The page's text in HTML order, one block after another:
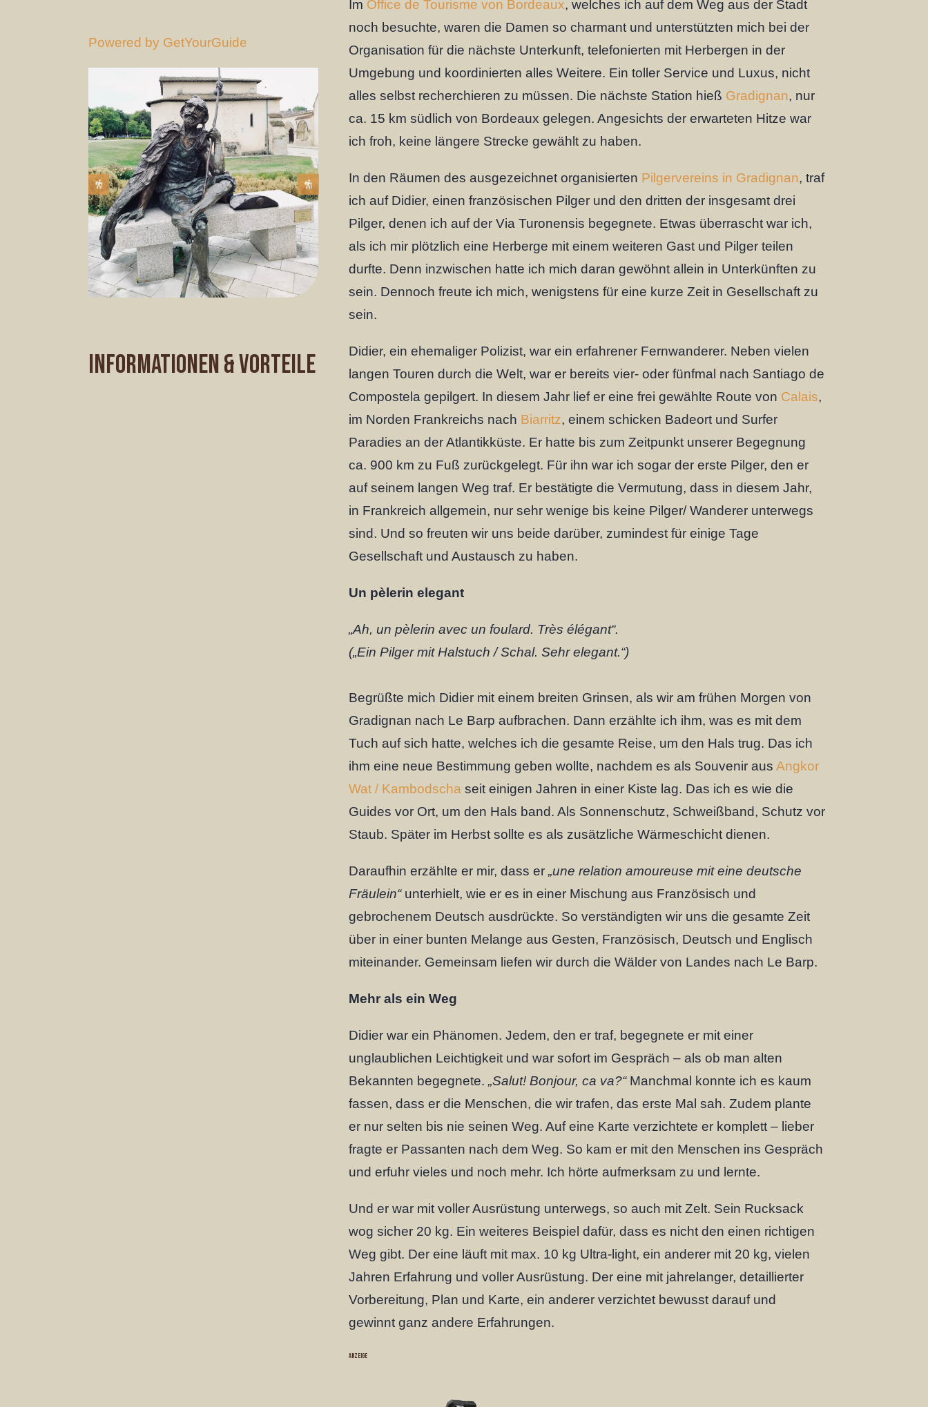
Powered by GetYourGuide
INFORMATIONEN & VORTEILE
Im Office de Tourisme von Bordeaux, welches ich auf dem Weg aus der Stadt
noch besuchte, waren die Damen so charmant und unterstützten mich bei der
Organisation für die nächste Unterkunft, telefonierten mit Herbergen in der
Umgebung und koordinierten alles Weitere. Ein toller Service und Luxus, nicht
alles selbst recherchieren zu müssen. Die nächste Station hieß Gradignan, nur
ca. 15 km südlich von Bordeaux gelegen. Angesichts der erwarteten Hitze war
ich froh, keine längere Strecke gewählt zu haben.
In den Räumen des ausgezeichnet organisierten Pilgervereins in Gradignan, traf
ich auf Didier, einen französischen Pilger und den dritten der insgesamt drei
Pilger, denen ich auf der Via Turonensis begegnete. Etwas überrascht war ich,
als ich mir plötzlich eine Herberge mit einem weiteren Gast und Pilger teilen
durfte. Denn inzwischen hatte ich mich daran gewöhnt allein in Unterkünften zu
sein. Dennoch freute ich mich, wenigstens für eine kurze Zeit in Gesellschaft zu
sein.
Didier, ein ehemaliger Polizist, war ein erfahrener Fernwanderer. Neben vielen
langen Touren durch die Welt, war er bereits vier- oder fünfmal nach Santiago de
Compostela gepilgert. In diesem Jahr lief er eine frei gewählte Route von Calais,
im Norden Frankreichs nach Biarritz, einem schicken Badeort und Surfer
Paradies an der Atlantikküste. Er hatte bis zum Zeitpunkt unserer Begegnung
ca. 900 km zu Fuß zurückgelegt. Für ihn war ich sogar der erste Pilger, den er
auf seinem langen Weg traf. Er bestätigte die Vermutung, dass in diesem Jahr,
in Frankreich allgemein, nur sehr wenige bis keine Pilger/ Wanderer unterwegs
sind. Und so freuten wir uns beide darüber, zumindest für einige Tage
Gesellschaft und Austausch zu haben.
Un pèlerin elegant
„Ah, un pèlerin avec un foulard. Très élégant“.
(„Ein Pilger mit Halstuch / Schal. Sehr elegant.“)
Begrüßte mich Didier mit einem breiten Grinsen, als wir am frühen Morgen von
Gradignan nach Le Barp aufbrachen. Dann erzählte ich ihm, was es mit dem
Tuch auf sich hatte, welches ich die gesamte Reise, um den Hals trug. Das ich
ihm eine neue Bestimmung geben wollte, nachdem es als Souvenir ausAngkor
Wat / Kambodscha seit einigen Jahren in einer Kiste lag. Das ich es wie die
Guides vor Ort, um den Hals band. Als Sonnenschutz, Schweißband, Schutz vor
Staub. Später im Herbst sollte es als zusätzliche Wärmeschicht dienen.
Daraufhin erzählte er mir, dass er„une relation amoureuse mit eine deutsche
Fräulein“unterhielt, wie er es in einer Mischung aus Französisch und
gebrochenem Deutsch ausdrückte. So verständigten wir uns die gesamte Zeit
über in einer bunten Melange aus Gesten, Französisch, Deutsch und Englisch
miteinander. Gemeinsam liefen wir durch die Wälder von Landes nach Le Barp.
Mehr als ein Weg
Didier war ein Phänomen. Jedem, den er traf, begegnete er mit einer
unglaublichen Leichtigkeit und war sofort im Gespräch – als ob man alten
Bekannten begegnete.„Salut! Bonjour, ca va?“Manchmal konnte ich es kaum
fassen, dass er die Menschen, die wir trafen, das erste Mal sah. Zudem plante
er nur selten bis nie seinen Weg. Auf eine Karte verzichtete er komplett – lieber
fragte er Passanten nach dem Weg. So kam er mit den Menschen ins Gespräch
und erfuhr vieles und noch mehr. Ich hörte aufmerksam zu und lernte.
Und er war mit voller Ausrüstung unterwegs, so auch mit Zelt. Sein Rucksack
wog sicher 20 kg. Ein weiteres Beispiel dafür, dass es nicht den einen richtigen
Weg gibt. Der eine läuft mit max. 10 kg Ultra-light, ein anderer mit 20 kg, vielen
Jahren Erfahrung und voller Ausrüstung. Der eine mit jahrelanger, detaillierter
Vorbereitung, Plan und Karte, ein anderer verzichtet bewusst darauf und
gewinnt ganz andere Erfahrungen.
ANZEIGE